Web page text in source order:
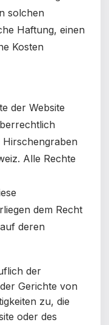
solchen
Haftung, einen
Kosten
der Website
Alle Rechte
dem Recht
deren
der
Gerichte von
zu, die
oder des